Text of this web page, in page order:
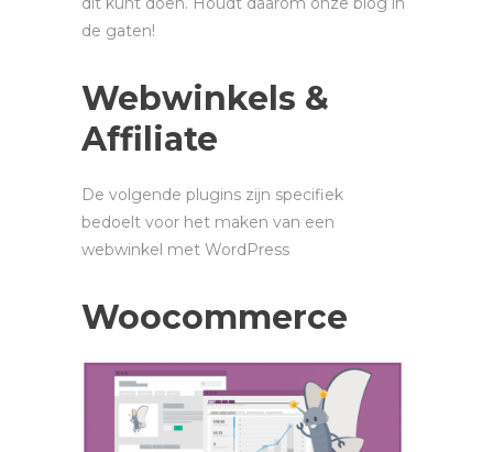
de gaten!
Webwinkels &
Affiliate
De volgende plugins zijn specifiek
bedoelt voor het maken van een
webwinkel met WordPress
Woocommerce